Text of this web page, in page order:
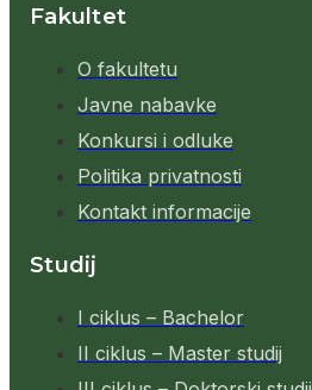
Fakultet
O fakultetu
Javne nabavke
Konkursi i odluke
Politika privatnosti
Kontakt informacije
Studij
I ciklus – Bachelor
II ciklus – Master studij